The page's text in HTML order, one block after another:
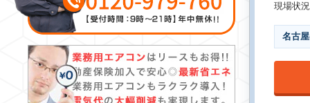
現場状
名古